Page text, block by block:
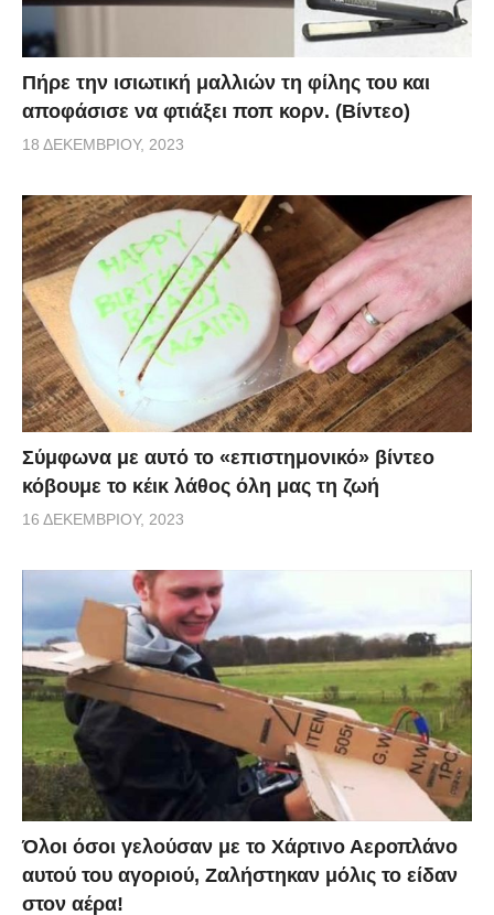
Πήρε την ισιωτική μαλλιών τη φίλης του και
αποφάσισε να φτιάξει ποπ κορν. (Βίντεο)
18 ΔΕΚΕΜΒΡΊΟΥ, 2023
Σύμφωνα με αυτό το «επιστημονικό» βίντεο
κόβουμε το κέικ λάθος όλη μας τη ζωή
16 ΔΕΚΕΜΒΡΊΟΥ, 2023
Όλοι όσοι γελούσαν με το Χάρτινο Αεροπλάνο
αυτού του αγοριού, Ζαλήστηκαν μόλις το είδαν
στον αέρα!